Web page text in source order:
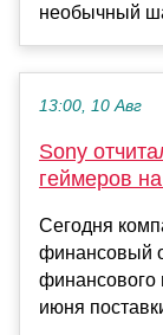
необычный
13:00, 10 Авг
Sony
геймеров
Сегодня
финансовый
финансового
июня